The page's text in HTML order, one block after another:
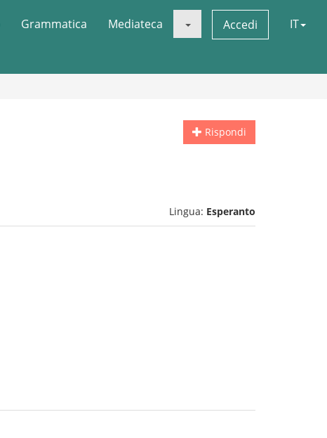
Grammatica Mediateca Accedi IT
Rispondi
Lingua: Esperanto